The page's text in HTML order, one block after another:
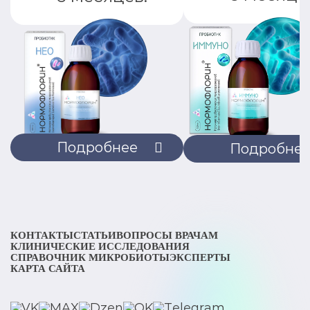
применения Нормофлоринов.
ГНЦ Институт Иммунологии ( г.Москва). Отделение
аллергии и иммунопатологии кожи
Эффективность «Нормофлорина Д» при
антибактериальной терапии.
ФГУ учебно-научный методический центр
Управления делами президента РФ
Влияние биокомплексов «Нормофлоринов- Л и Б»
на активность кишечных ферментов и структуру
университет им. Н.П.Огарева
Гастроэнтерологический центр. (г.Саранск.)
«Нормофлорин-Д» в восстановлении нарушенного
КБ №1 УД Президента РФ, ЦНИИ эпидемиологии
Подробнее Подробнее
КОНТАКТЫСТАТЬИВОПРОСЫ ВРАЧАМ
КЛИНИЧЕСКИЕ ИССЛЕДОВАНИЯ
СПРАВОЧНИК МИКРОБИОТЫЭКСПЕРТЫ
КАРТА САЙТА